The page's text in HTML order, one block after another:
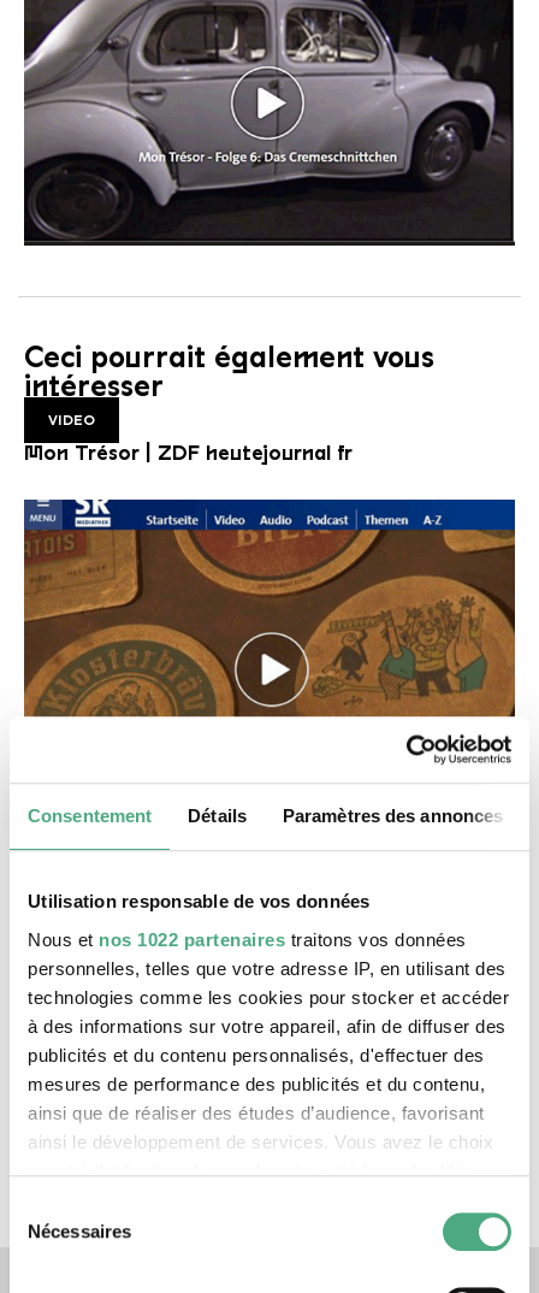
Consentement Détails Paramètres des annonces
Utilisation responsable de vos données
Nous et nos 1022 partenaires traitons vos données
personnelles, telles que votre adresse IP, en utilisant des
technologies comme les cookies pour stocker et accéder
à des informations sur votre appareil, afin de diffuser des
publicités et du contenu personnalisés, d'effectuer des
mesures de performance des publicités et du contenu,
ainsi que de réaliser des études d’audience, favorisant
ainsi le développement de services. Vous avez le choix
quant à l'utilisation de vos données et à leurs finalités.
tout moment en consultant la Déclaration relative aux
cookies ou en cliquant sur l'icône de confidentialité.
Nécessaires
Ceci pourrait également vous
intéresser
VIDEO
Mon Trésor | ZDF heutejournal fr
Mon Trésor | Der Schatz der Saarländer*innen |
Folge 1
Folge 2 1920w
VIDEO
Mon Trésor | Der Schatz der Saarländer*innen |